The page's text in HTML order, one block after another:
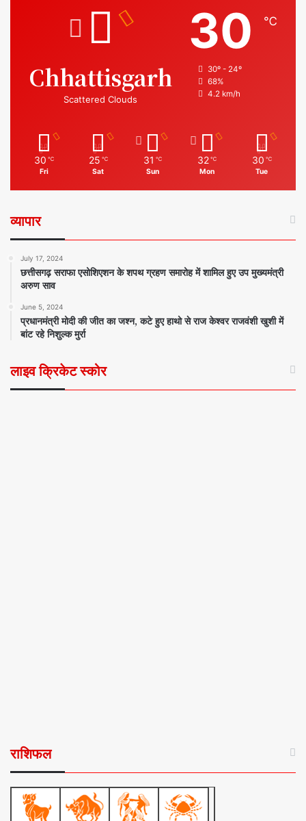
Chhattisgarh
Scattered Clouds
30 ℃
30º - 24º
68%
4.2 km/h
30 ℃
Fri
25 ℃
Sat
31 ℃
Sun
32 ℃
Mon
30 ℃
Tue
व्यापार
July 17, 2024
छत्तीसगढ़ सराफा एसोशिएशन के शपथ ग्रहण समारोह में शामिल हुए उप मुख्यमंत्री
अरुण साव
June 5, 2024
प्रधानमंत्री मोदी की जीत का जश्न, कटे हुए हाथो से राज केश्वर राजवंशी खुशी में
बांट रहे निशुल्क मुर्रा
लाइव क्रिकेट स्कोर
राशिफल